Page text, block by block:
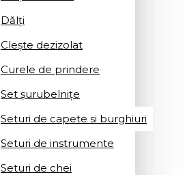
Dălți
Clește dezizolat
Curele de prindere
Set șurubelnițe
Seturi de capete si burghiuri
Seturi de instrumente
Seturi de chei